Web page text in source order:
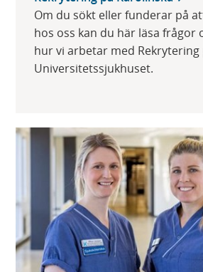
Om du sökt eller funderar på
hos oss kan du här läsa frågor
hur vi arbetar med Rekrytering
Universitetssjukhuset.